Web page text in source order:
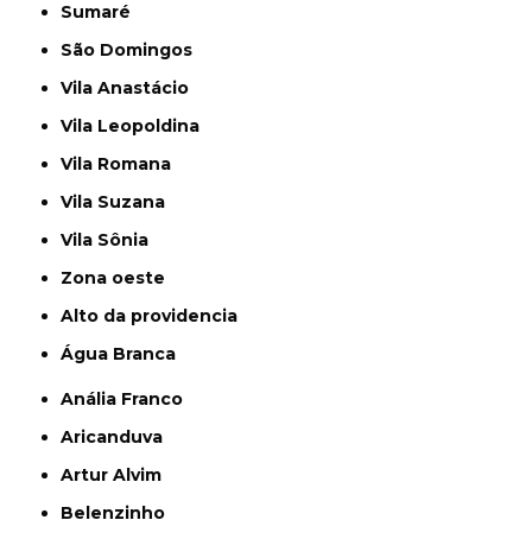
Sumaré
São Domingos
Vila Anastácio
Vila Leopoldina
Vila Romana
Vila Suzana
Vila Sônia
Zona oeste
alto da providencia
Água Branca
Anália Franco
Aricanduva
Artur Alvim
Belenzinho